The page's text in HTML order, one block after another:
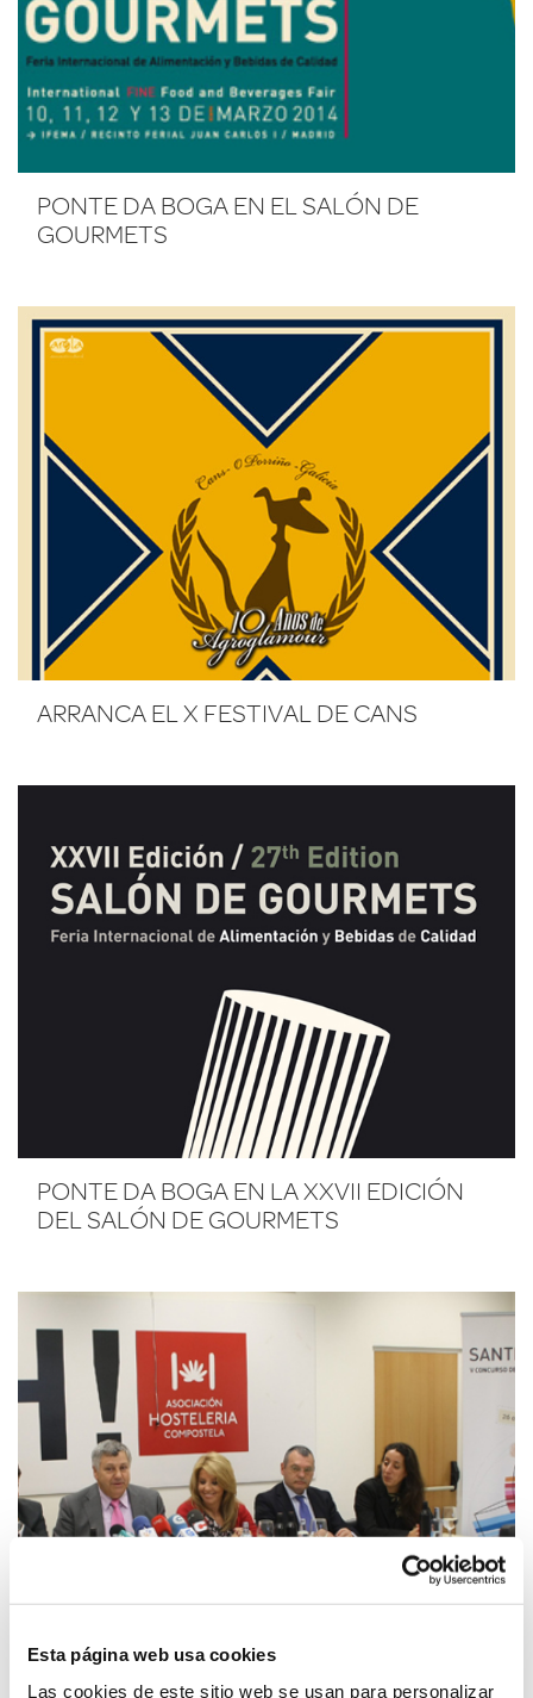
Esta página web usa cookies
Las cookies de este sitio web se usan para personalizar
PONTE DA BOGA EN EL SALÓN DE
GOURMETS
ARRANCA EL X FESTIVAL DE CANS
PONTE DA BOGA EN LA XXVII EDICIÓN
DEL SALÓN DE GOURMETS